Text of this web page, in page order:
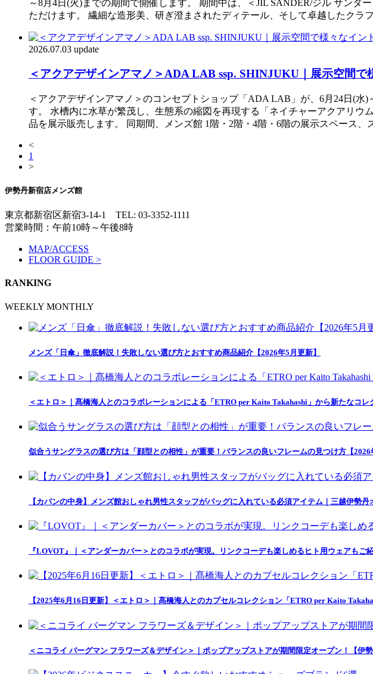
～8月4日(火)までの期間で開催します。 期間中は、＜JIL SANDER/ジル サン
ただけます。 繊細な造形美、研ぎ澄まされたディテール、そして卓越したク
2026.07.03 update
＜アクアデザインアマノ＞ADA LAB ssp. SHINJUKU｜展示空間で
＜アクアデザインアマノ＞のコンセプトショップ「ADA LAB」が、6月24日(
す。 水槽内に水草が繁茂し、生態系の縮図を再現する「ネイチャーアクアリ
品を展示販売します。 同期間、メンズ館 1階・2階・4階・6階の展示スペース
<
1
>
伊勢丹新宿店メンズ館
東京都新宿区新宿3-14-1 TEL: 03-3352-1111
営業時間：午前10時～午後8時
MAP/ACCESS
FLOOR GUIDE >
RANKING
WEEKLY MONTHLY
メンズ「日傘」徹底解説！失敗しない選び方とおすすめ商品紹介【2026年5月更新】
＜エトロ＞｜髙橋海人とのコラボレーションによる「ETRO per Kaito Takahashi」から新たなコレ
似合うサングラスの選び方は「顔型との相性」が重要！バランスの良いフレームの見つけ方【2026
【カバンの中身】メンズ館おしゃれ男性スタッフがバッグに入れている必須アイテム｜三越伊勢丹
『LOVOT』｜＜アンダーカバー＞とのコラボが実現。リンクコーデも楽しめるヒト用ウェアもご
【2025年6月16日更新】＜エトロ＞｜髙橋海人とのカプセルコレクション「ETRO per Kaito
＜ニコライ バーグマン フラワーズ＆デザイン＞｜ポップアップストアが期間限定オープン！【伊勢